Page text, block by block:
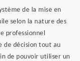
de la mise en
selon la nature des
professionnel
de décision tout au
de pouvoir utiliser un